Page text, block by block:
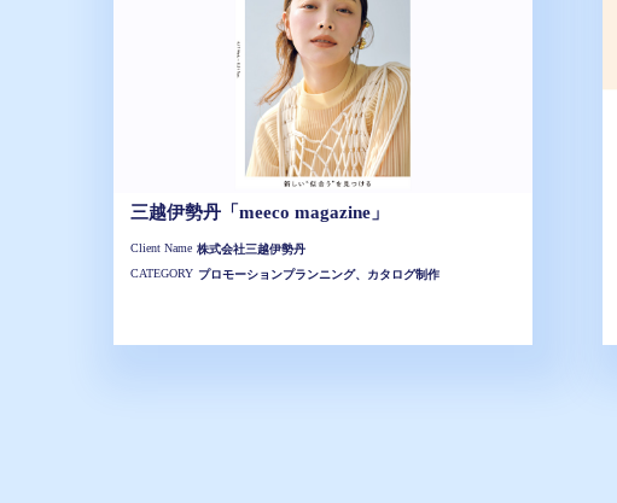
三越伊勢丹「meeco magazine」
Client Name 株式会社三越伊勢丹
CATEGORY プロモーションプランニング、カタログ制作